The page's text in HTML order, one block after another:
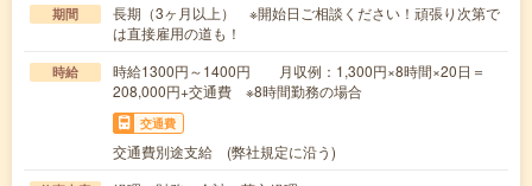
期間
長期（3ヶ月以上） ※開始日ご相談ください！頑張り次第で
は直接雇用の道も！
時給
時給1300円～1400円 月収例：1,300円×8時間×20日＝
208,000円+交通費 ※8時間勤務の場合
交通費
交通費別途支給 (弊社規定に沿う)